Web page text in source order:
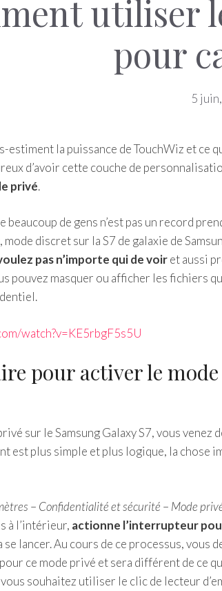
utiliser
pour
5
estiment la puissance de TouchWiz et ce
d’avoir cette couche de
privé.
beaucoup de gens n’est pas un record
discret sur la S7 de galaxie de
pas n’importe qui de voiret aussi
pouvez masquer ou afficher les fichiers
watch?v=KE5rbgF5s5U
pour activer le
sur le Samsung Galaxy S7, vous
est plus simple et plus logique, la chose
– Confidentialité et sécurité – Mode
à l’intérieur, actionne l’interrupteur
se lancer. Au cours de ce processus,
ce mode privé et sera différent de ce
souhaitez utiliser le clic de lecteur